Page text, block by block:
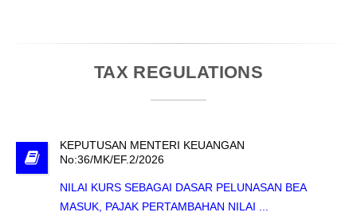
TAX REGULATIONS
KEPUTUSAN MENTERI KEUANGAN
No:36/MK/EF.2/2026
NILAI KURS SEBAGAI DASAR PELUNASAN BEA
MASUK, PAJAK PERTAMBAHAN NILAI ...